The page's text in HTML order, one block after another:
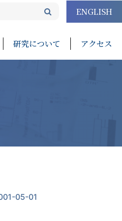
ENGLISH
研究について アクセス
05-01